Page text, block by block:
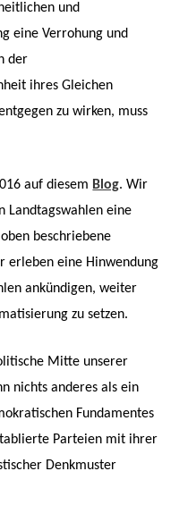
und
eine Verrohung und
der
ihres Gleichen
zu wirken, muss
auf diesem Blog. Wir
Landtagswahlen eine
beschriebene
erleben eine Hinwendung
ankündigen, weiter
zu setzen.
Mitte unserer
nichts anderes als ein
Fundamentes
Parteien mit ihrer
Denkmuster